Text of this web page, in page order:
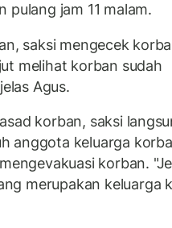
pulang jam 11 malam.
saksi mengecek
melihat korban sudah
Agus.
korban, saksi
anggota keluarga
korban.
merupakan keluarga